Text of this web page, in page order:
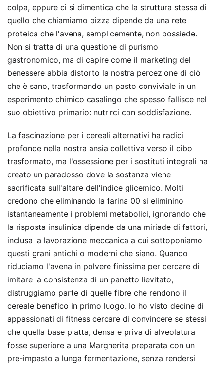
colpa, eppure ci si dimentica che la struttura stessa di
quello che chiamiamo pizza dipende da una rete
proteica che l'avena, semplicemente, non possiede.
Non si tratta di una questione di purismo
gastronomico, ma di capire come il marketing del
benessere abbia distorto la nostra percezione di ciò
che è sano, trasformando un pasto conviviale in un
esperimento chimico casalingo che spesso fallisce nel
suo obiettivo primario: nutrirci con soddisfazione.
La fascinazione per i cereali alternativi ha radici
profonde nella nostra ansia collettiva verso il cibo
trasformato, ma l'ossessione per i sostituti integrali ha
creato un paradosso dove la sostanza viene
sacrificata sull'altare dell'indice glicemico. Molti
credono che eliminando la farina 00 si eliminino
istantaneamente i problemi metabolici, ignorando che
la risposta insulinica dipende da una miriade di fattori,
inclusa la lavorazione meccanica a cui sottoponiamo
questi grani antichi o moderni che siano. Quando
riduciamo l'avena in polvere finissima per cercare di
imitare la consistenza di un panetto lievitato,
distruggiamo parte di quelle fibre che rendono il
cereale benefico in primo luogo. Io ho visto decine di
appassionati di fitness cercare di convincere se stessi
che quella base piatta, densa e priva di alveolatura
fosse superiore a una Margherita preparata con un
pre-impasto a lunga fermentazione, senza rendersi